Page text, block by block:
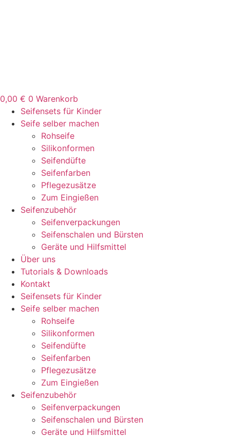
0,00 € 0 Warenkorb
Seifensets für Kinder
Seife selber machen
Rohseife
Silikonformen
Seifendüfte
Seifenfarben
Pflegezusätze
Zum Eingießen
Seifenzubehör
Seifenverpackungen
Seifenschalen und Bürsten
Geräte und Hilfsmittel
Über uns
Tutorials & Downloads
Kontakt
Seifensets für Kinder
Seife selber machen
Rohseife
Silikonformen
Seifendüfte
Seifenfarben
Pflegezusätze
Zum Eingießen
Seifenzubehör
Seifenverpackungen
Seifenschalen und Bürsten
Geräte und Hilfsmittel